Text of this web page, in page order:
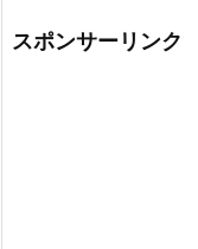
スポンサーリンク